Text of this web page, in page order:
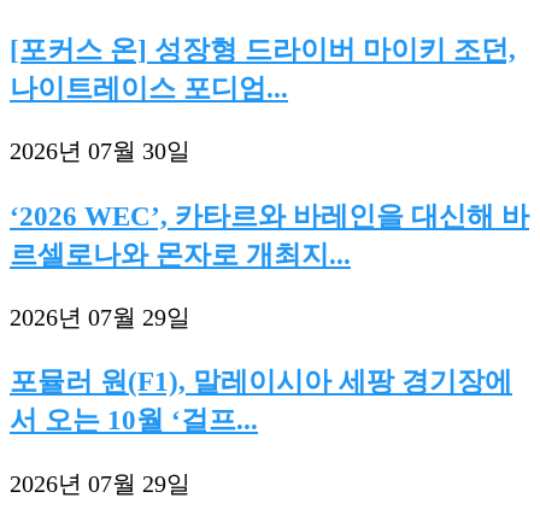
[포커스 온] 성장형 드라이버 마이키 조던,
나이트레이스 포디엄...
2026년 07월 30일
‘2026 WEC’, 카타르와 바레인을 대신해 바
르셀로나와 몬자로 개최지...
2026년 07월 29일
포뮬러 원(F1), 말레이시아 세팡 경기장에
서 오는 10월 ‘걸프...
2026년 07월 29일